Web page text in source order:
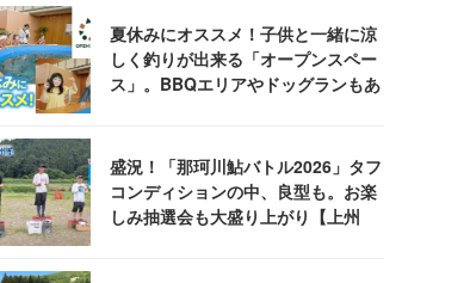
夏休みにオススメ！子供と一緒に涼
しく釣りが出来る「オープンスペー
ス」。BBQエリアやドッグランもあ
盛況！「那珂川鮎バトル2026」タフ
コンディションの中、良型も。お楽
しみ抽選会も大盛り上がり【上州